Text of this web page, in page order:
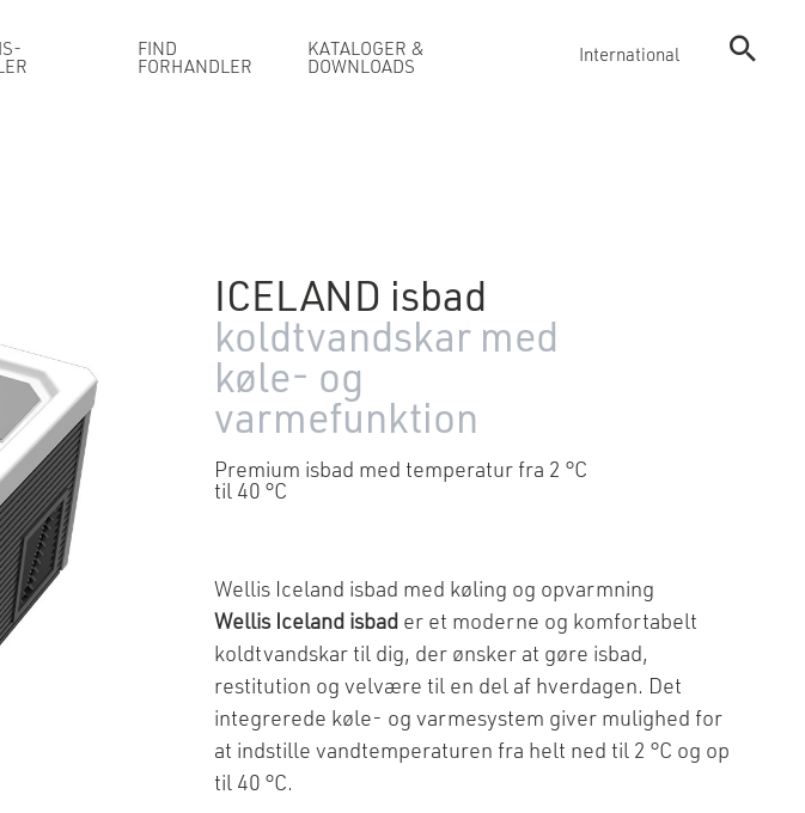
FIND
FORHANDLER
KATALOGER &
DOWNLOADS
International
ICELAND isbad
koldtvandskar med
køle- og
varmefunktion
Premium isbad med temperatur fra 2 °C
til 40 °C
Wellis Iceland isbad med køling og opvarmning
Wellis Iceland isbad er et moderne og komfortabelt
koldtvandskar til dig, der ønsker at gøre isbad,
restitution og velvære til en del af hverdagen. Det
integrerede køle- og varmesystem giver mulighed for
at indstille vandtemperaturen fra helt ned til 2 °C og op
til 40 °C.